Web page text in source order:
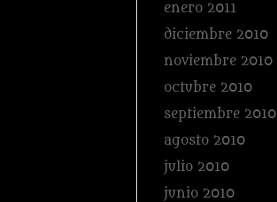
enero 2011
diciembre 2010
noviembre 2010
octubre 2010
septiembre 2010
agosto 2010
julio 2010
junio 2010